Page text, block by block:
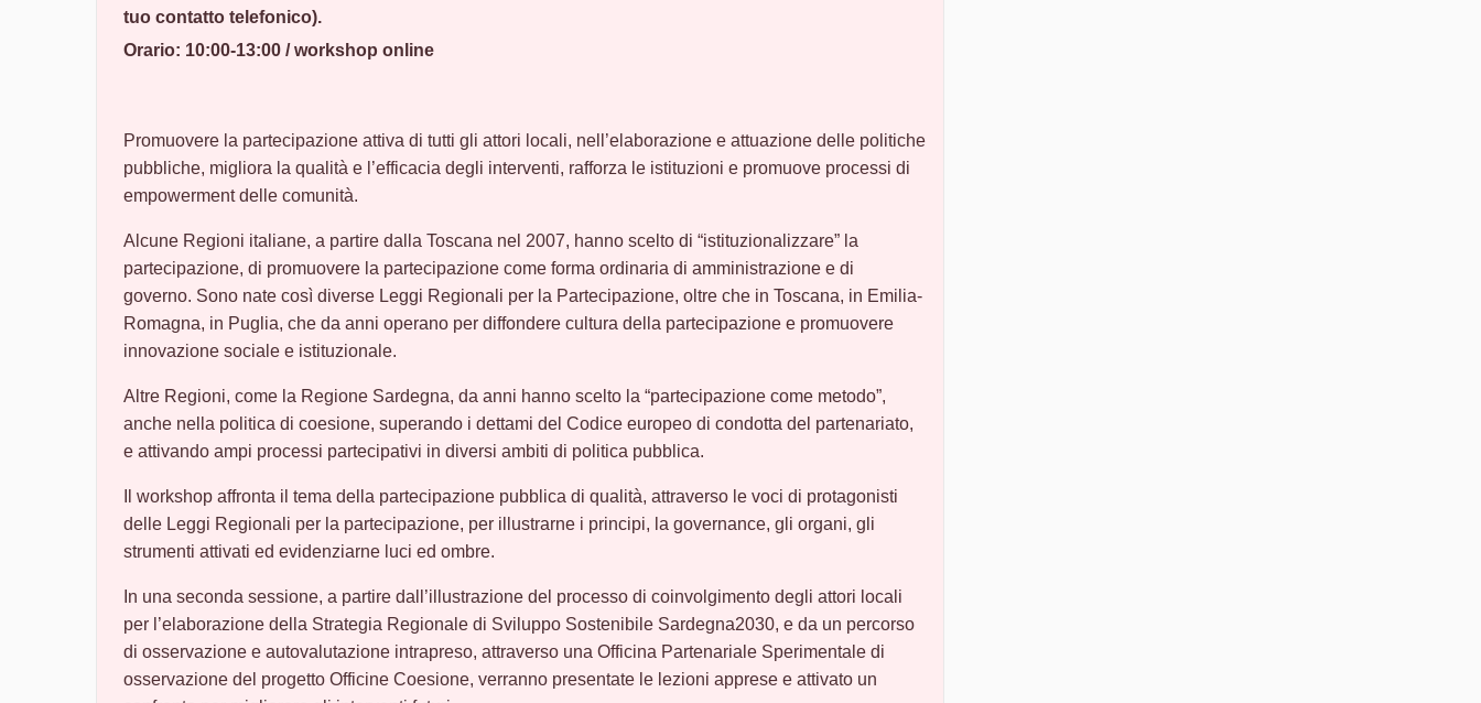
tuo contatto telefonico).
Orario: 10:00-13:00 / workshop online
Promuovere la partecipazione attiva di tutti gli attori locali, nell’elaborazione e attuazione delle politiche
pubbliche, migliora la qualità e l’efficacia degli interventi, rafforza le istituzioni e promuove processi di
empowerment delle comunità.
Alcune Regioni italiane, a partire dalla Toscana nel 2007, hanno scelto di “istituzionalizzare” la
partecipazione, di promuovere la partecipazione come forma ordinaria di amministrazione e di
governo. Sono nate così diverse Leggi Regionali per la Partecipazione, oltre che in Toscana, in Emilia-
Romagna, in Puglia, che da anni operano per diffondere cultura della partecipazione e promuovere
innovazione sociale e istituzionale.
Altre Regioni, come la Regione Sardegna, da anni hanno scelto la “partecipazione come metodo”,
anche nella politica di coesione, superando i dettami del Codice europeo di condotta del partenariato,
e attivando ampi processi partecipativi in diversi ambiti di politica pubblica.
Il workshop affronta il tema della partecipazione pubblica di qualità, attraverso le voci di protagonisti
delle Leggi Regionali per la partecipazione, per illustrarne i principi, la governance, gli organi, gli
strumenti attivati ed evidenziarne luci ed ombre.
In una seconda sessione, a partire dall’illustrazione del processo di coinvolgimento degli attori locali
per l’elaborazione della Strategia Regionale di Sviluppo Sostenibile Sardegna2030, e da un percorso
di osservazione e autovalutazione intrapreso, attraverso una Officina Partenariale Sperimentale di
osservazione del progetto Officine Coesione, verranno presentate le lezioni apprese e attivato un